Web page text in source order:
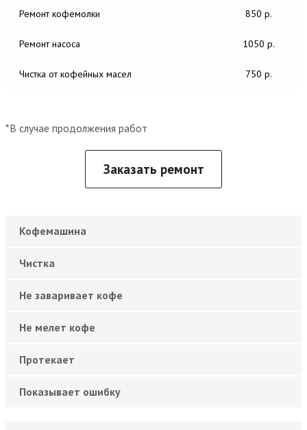
Ремонт кофемолки 850 р.
Ремонт насоса 1050 р.
Чистка от кофейных масел 750 р.
*В случае продолжения работ
Заказать ремонт
Кофемашина
Чистка
Не заваривает кофе
Не мелет кофе
Протекает
Показывает ошибку